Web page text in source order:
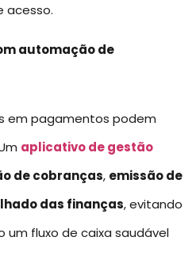
acesso.
automação de
em pagamentos podem
aplicativo de gestão
de cobranças, emissão de
das finanças, evitando
fluxo de caixa saudável